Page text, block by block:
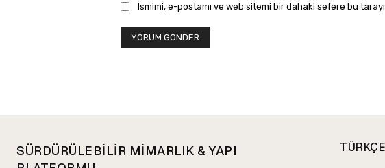
Ismimi, e-postamı ve web sitemi bir dahaki sefere bu
SÜRDÜRÜLEBİLİR MİMARLIK & YAPI